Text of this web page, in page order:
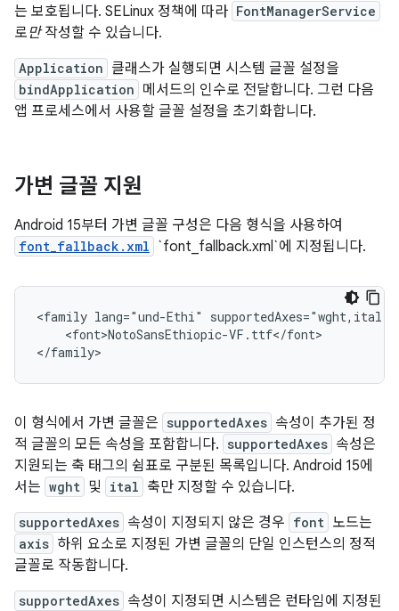
는 보호됩니다. SELinux 정책에 따라 FontManagerService
로만작성할 수 있습니다.
Application 클래스가 실행되면 시스템 글꼴 설정을
bindApplication 메서드의 인수로 전달합니다. 그런 다음
앱 프로세스에서 사용할 글꼴 설정을 초기화합니다.
가변 글꼴 지원
Android 15부터 가변 글꼴 구성은 다음 형식을 사용하여
font_fallback.xml `font_fallback.xml`에 지정됩니다.
<family lang="und-Ethi" supportedAxes="wght,ital">
    <font>NotoSansEthiopic-VF.ttf</font>
이 형식에서 가변 글꼴은 supportedAxes 속성이 추가된 정
적 글꼴의 모든 속성을 포함합니다. supportedAxes 속성은
지원되는 축 태그의 쉼표로 구분된 목록입니다. Android 15에
서는 wght 및 ital 축만 지정할 수 있습니다.
supportedAxes 속성이 지정되지 않은 경우 font 노드는
axis 하위 요소로 지정된 가변 글꼴의 단일 인스턴스의 정적
글꼴로 작동합니다.
supportedAxes 속성이 지정되면 시스템은 런타임에 지정된